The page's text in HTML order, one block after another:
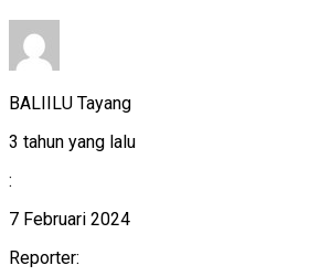
BALIILU Tayang
3 tahun yang lalu
:
7 Februari 2024
Reporter: